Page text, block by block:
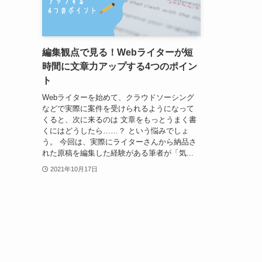
編集観点で見る！Webライターが短
時間に文章力アップする4つのポイン
ト
Webライターを始めて、クラウドソーシング
などで実際に案件を受けられるようになって
くると、次に来るのは 文章をもっとうまく書
くにはどうしたら……？ という悩みでしょ
う。 今回は、実際にライターさんから納品さ
れた原稿を編集した経験がある筆者が「気...
2021年10月17日